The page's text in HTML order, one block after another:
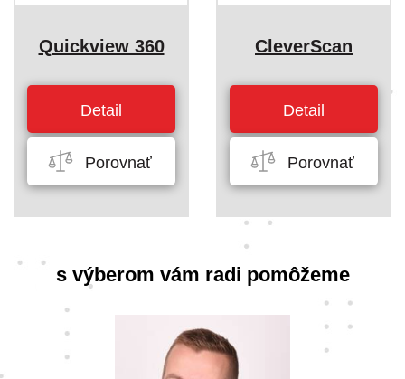
Quickview 360
Detail
Porovnať
CleverScan
Detail
Porovnať
s výberom vám radi pomôžeme